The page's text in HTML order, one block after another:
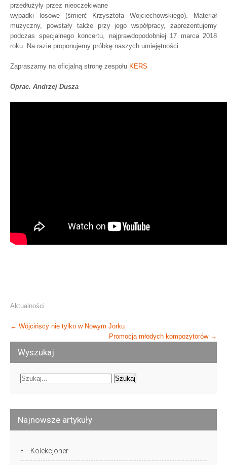
przedłużyły przez nieoczekiwane
wypadki losowe (śmierć Krzysztofa Wojciechowskiego). Materiał
muzyczny, powstały także przy jego współpracy, zaprezentujemy
podczas specjalnego koncertu, najprawdopodobniej 17 marca 2018
roku. Na razie proponujemy próbkę naszych umiejętności…
Zapraszamy na oficjalną stronę zespołu KERS
Oprac. Andrzej Dusza
Aktualności
Post
navigation
← Wójcińscy nie tylko w Nowym Jorku
Promocja młodych kompozytorów →
Wyszukaj
Najnowsze artykuły
Kolekcjoner